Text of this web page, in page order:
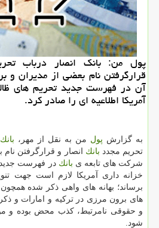
پول من: بانك انصار درباب
قرارگرفتن نام بعضی از مدیران و
آن در فهرست جدید تحریم های
آمریكا اطلاعیه ای را صادر كرد.
به گزارش پول من به نقل از مهر، بانك
تحریم مجدد بانك انصار و قرارگرفتن
شركت های تابعه ی بانك در فهرست جدید
خزانه داری آمریكا لازم است جهت
برساند؛ بهانه های واهی ذكر شده همچون
های برون مرزی در تركیه و امارات و
و حقوقی نامرتبط، كذب محض بوده و
شود.